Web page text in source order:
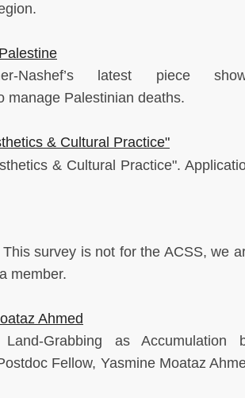
Nashef’s latest piece
manage Palestinian deaths.
& Cultural Practice"
& Cultural Practice".
survey is not for the ACSS, we
member.
Ahmed
Grabbing as Accumulation
Fellow, Yasmine Moataz